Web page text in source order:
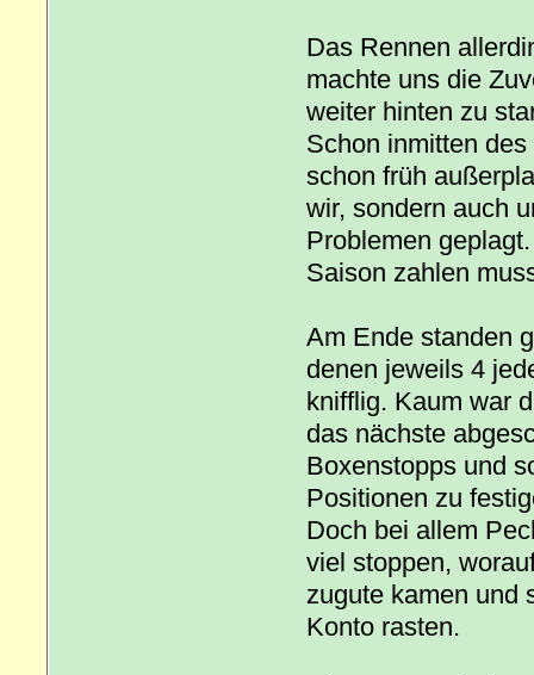
Das Rennen
machte uns die
weiter hinten zu
Schon inmitten
schon früh
wir, sondern auch
Problemen
Saison zahlen
Am Ende standen
denen jeweils 4
knifflig. Kaum war
das nächste
Boxenstopps und
Positionen zu
Doch bei allem
viel stoppen,
zugute kamen und
Konto rasten.